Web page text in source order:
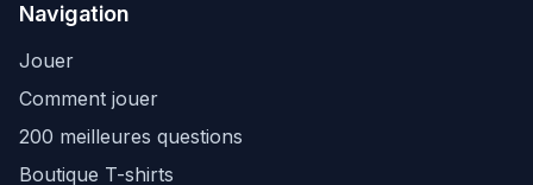
Navigation
Jouer
Comment jouer
200 meilleures questions
Boutique T-shirts